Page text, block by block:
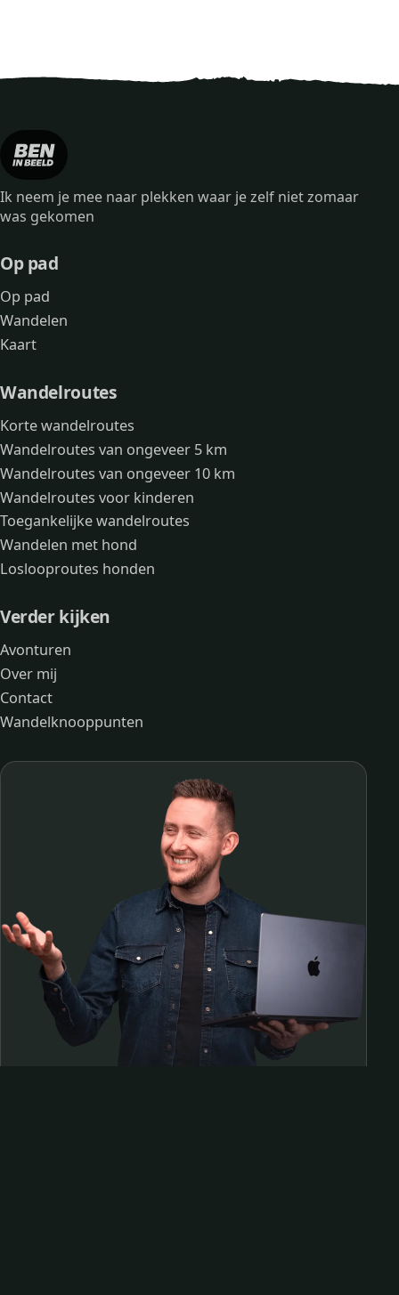
Ik neem je mee naar plekken waar je zelf niet zomaar
was gekomen
Op pad
Op pad
Wandelen
Kaart
Wandelroutes
Korte wandelroutes
Wandelroutes van ongeveer 5 km
Wandelroutes van ongeveer 10 km
Wandelroutes voor kinderen
Toegankelijke wandelroutes
Wandelen met hond
Loslooproutes honden
Verder kijken
Avonturen
Over mij
Contact
Wandelknooppunten